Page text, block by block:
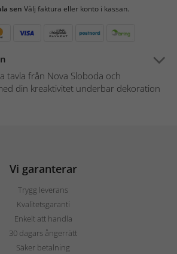
sen Välj faktura eller konto i kassan.
tavla från Nova Sloboda och
din kreaktivitet underbar dekoration
Vi garanterar
Trygg leverans
Kvalitetsgaranti
Enkelt att handla
30 dagars ångerrätt
Säker betalning